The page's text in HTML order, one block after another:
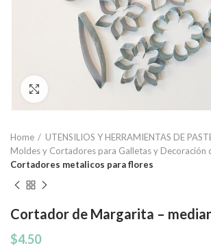
Click to enlarge
Home
UTENSILIOS Y HERRAMIENTAS DE
Moldes y Cortadores para Galletas y Decoración
Cortadores metalicos para flores
Cortador de Margarita –
$4.50